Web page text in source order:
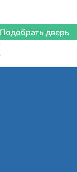
Подобрать дверь